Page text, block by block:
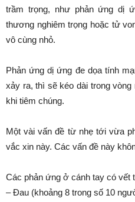
trầm trọng, như phản ứng dị
thương nghiêm trọng hoặc tử
vô cùng nhỏ.
Phản ứng dị ứng đe dọa tính
xảy ra, thì sẽ kéo dài trong
khi tiêm chúng.
Một vài vấn đề từ nhẹ tới vừa
vắc xin này. Các vấn đề này
Các phản ứng ở cánh tay có vết
– Đau (khoảng 8 trong số 10